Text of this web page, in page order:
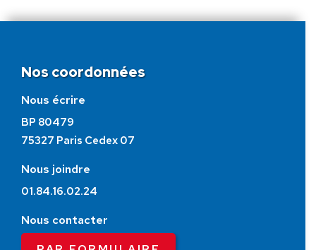
Nos coordonnées
Nous écrire
BP 80479
75327 Paris Cedex 07
Nous joindre
01.84.16.02.24
Nous contacter